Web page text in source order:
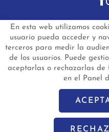
En esta web utilizamos
usuario pueda acceder y
terceros para medir la
de los usuarios. Puede
aceptarlas o rechazarlas
en el Panel
INICIO
BARCOS
PREGUNTAS
Política de Cookies
© 2024 -